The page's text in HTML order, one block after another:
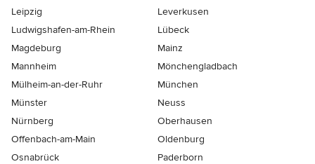
Leipzig
Leverkusen
Ludwigshafen-am-Rhein
Lübeck
Magdeburg
Mainz
Mannheim
Mönchen­gladbach
Mülheim-an-der-Ruhr
München
Münster
Neuss
Nürnberg
Oberhausen
Offenbach-am-Main
Oldenburg
Osnabrück
Paderborn